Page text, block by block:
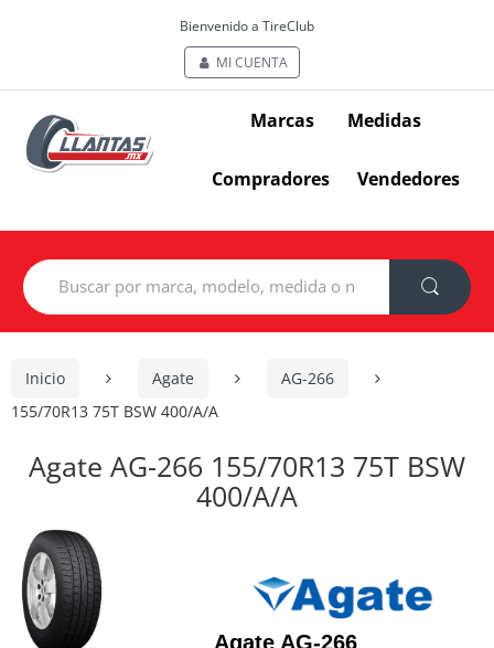
Bienvenido a TireClub
MI CUENTA
Marcas Medidas
Compradores Vendedores
Search
for:
Inicio Agate
AG-266
155/70R13 75T BSW 400/A/A
Agate AG-266 155/70R13 75T BSW
400/A/A
Agate AG-266